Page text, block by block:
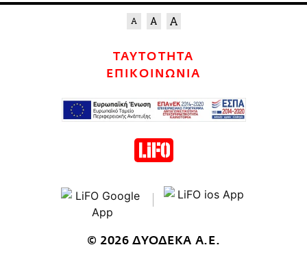
ΤΑΥΤΟΤΗΤΑ
ΕΠΙΚΟΙΝΩΝΙΑ
© 2026 ΔΥΟΔΕΚΑ Α.Ε.